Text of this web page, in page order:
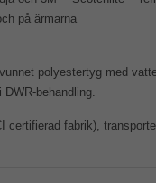
på ärmarna
polyestertyg med
behandling.
certifierad fabrik),